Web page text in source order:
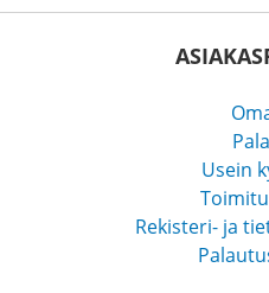
Usein
Rekisteri- ja